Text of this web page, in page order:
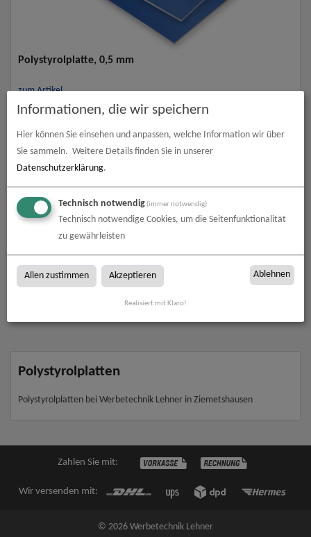
Polystyrolplatte, 0,5 mm
zum Artikel
Polystyrolplatten
Polystyrolplatten bei Werbetechnik Lehner in Ziemetshausen
Zahlen Sie mit:
Wir versenden mit:
© 2026 Werbetechnik Lehner
Informationen, die wir speichern
Hier können Sie einsehen und anpassen, welche Information wir über
Sie sammeln. Weitere Details finden Sie in unserer
Datenschutzerklärung.
Technisch notwendig (immer notwendig)
Technisch notwendige Cookies, um die Seitenfunktionalität
zu gewährleisten
Allen zustimmen Akzeptieren Ablehnen
Realisiert mit Klaro!